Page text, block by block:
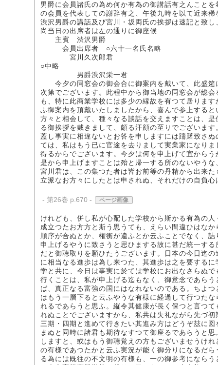
男爵に会員諸氏の為め何か有為の御講話有之んこと
の会員を代表しての謝辞有之、午後九時を以て近来
渋沢男爵の講話及び宮川・坂両氏の挨拶は速記と致
尚当日の出席者は左の通りに御座候
主賓 渋沢男爵
会員出席者 ○六十一名氏名略
宮川久次郎君
○中略
男爵渋沢栄一君
今夕の同窓会の御会合に御案内を戴いて、此盛筵
次第でございます。此程中から御当地の同窓会が総
も、特に此商業学校には多少の縁故を有つて居りま
ふ御案内を頂戴いたしましたから、喜んで参上する
方々と相会して、種々なる談話を交えますことは、
る御挨拶を戴きまして、頗る汗顔の至りでございま
蓋し事実に相違ないとお答を申しますには躊躇致さ
ては、私はもう已に官途を去りまして実業家になり
得るからでございます。今夕は何を申上げて宜から
是から申上げますことは殆と帰一する所のないやう
宮川君は、この集つた者は皆お前等の丹精から出来
立派なお方々にしたとは申されぬ、それだけの自負
- 第26巻 p.670 - ページ画像
けれども、併し私が心配した学校から斯かる有為の
成立つたお方方と斯う思うても、えらい間違ひはな
順序が合ぬとか、権衡が違ふとか云ふことでなく、
申上げるやうに致さうと思ひまする故に甚だ統一す
だと御聴取りを願ひたうございます。日本の今日迄
に相当なる進歩は為し来つた、其進歩は之を要する
学と共に、今日は事実に於ては学校にお出なさらぬ
行くことは、私が申上げる迄もなく、御意念であら
ば、真正なる富強の国にはなれないのである。ちよ
はもう一層下ると云ふやうな有様に経過して行つた
れるであらうと思ふ。縦令其健康が長く保つと言つ
れぬことでございますから、私共は失礼ながら先づ
三期・四期と進めて行きたい其進み方はどうぞ玆に
まぬと同時に諸君も期待なすつて御座るであらうと
しますと、或はもう御聴覚えの方もございませうけ
の有様であつたかと云ふ実況が能く御分りになるだ
る為には既往の不文明の有様も、一の御参考になら